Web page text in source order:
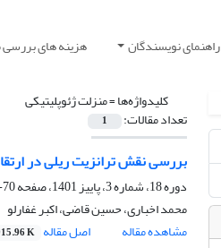
راهنمای نویسندگان هزینه های بررسی
کلیدواژه‌ها =منزلت ژئوپلیتیکی
تعداد مقالات: 1
بررسی نقش ترانزیت ریلی در
دوره 18، شماره 3، پاییز 1401، صفحه
70-100
محمد اخباری، حسین قاضی، اکبر غفارلو
مشاهده مقاله
اصل مقاله K